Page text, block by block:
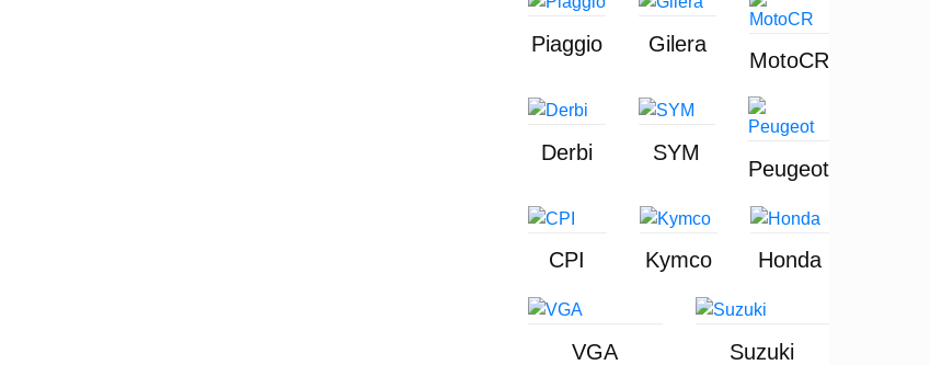
Piaggio Gilera
MotoCR
Derbi SYM
Peugeot
CPI Kymco Honda
VGA Suzuki